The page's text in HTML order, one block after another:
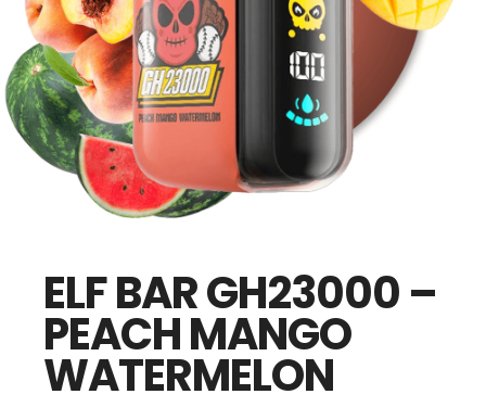
ELF BAR GH23000 –
PEACH MANGO
WATERMELON